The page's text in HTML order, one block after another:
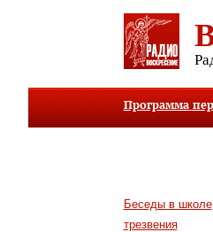
Программа
Беседы в школе
трезвения